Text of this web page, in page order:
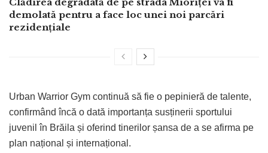
demolată pentru a face loc unei noi parcări
rezidențiale
Urban Warrior Gym continuă să fie o pepinieră de talente,
confirmând încă o dată importanța susținerii sportului
juvenil în Brăila și oferind tinerilor șansa de a se afirma pe
plan național și internațional.